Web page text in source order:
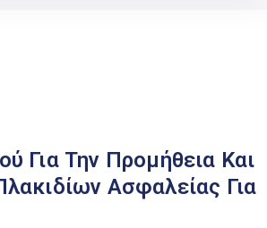
Για Την Προμήθεια Και
Ασφαλείας Για